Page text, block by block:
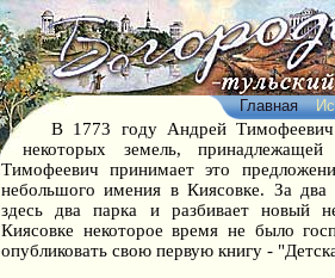
Главная
В 1773 году Андрей Тимофеевич
некоторых земель,
Тимофеевич принимает это
небольшого имения в Киясовке. За
здесь два парка и разбивает новый
Киясовке некоторое время не было
опубликовать свою первую книгу -